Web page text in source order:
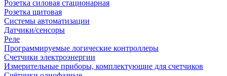
Розетка силовая стационарная
Розетка щитовая
Системы автоматизации
Датчики/сенсоры
Реле
Программируемые логические контроллеры
Счетчики электроэнергии
Измерительные приборы, комплектующие для счетчиков